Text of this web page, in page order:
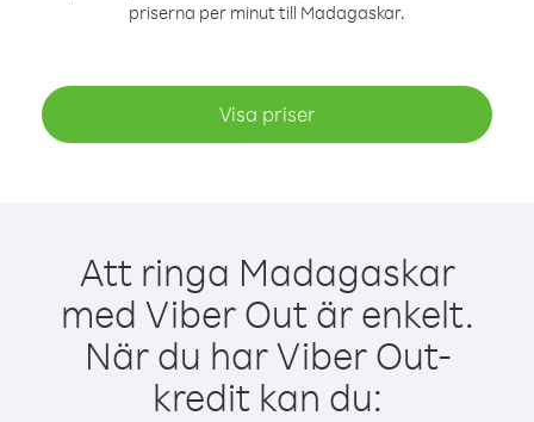
priserna per minut till Madagaskar.
Visa priser
Att ringa Madagaskar
med Viber Out är enkelt.
När du har Viber Out-
kredit kan du: